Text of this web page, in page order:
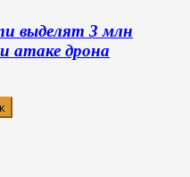
выделят 3 млн
атаке дрона